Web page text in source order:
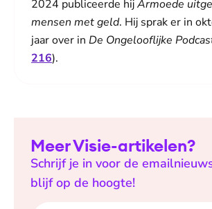
2024 publiceerde hijArmoede
mensen met geld. Hij sprak er in
jaar over in De Ongelooflijke
216).
Meer Visie-artikelen?
Schrijf je in voor de
blijf op de hoogte!